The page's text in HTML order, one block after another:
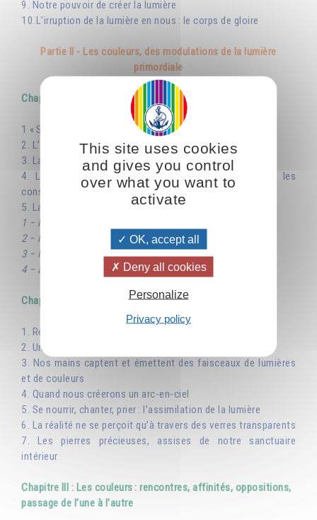
9. Notre pouvoir de créer la lumière
10.L’irruption de la lumière en nous : le corps de gloire
Partie II - Les couleurs, des modulations de la lumière
primordiale
Chapitre I : Un symbolisme cosmique
1 « Sept lumières il y a dans le Très-Haut »
2. L’arc-en-ciel, signe de l’alliance
3. La couleur, un langage de la nature
4. Les couleurs en relation avec les quatre éléments, les
constellations zodiacales, l’Arbre séphirotique
5. La décomposition de la lumière par le prisme
1 − l’unité de la création
2 − le prisme : intellect, cœur, volonté
3 − la répartition des couleurs dans l’organisme humain
4 − autres leçons du prisme
Chapitre II : La lumière et les couleurs, science de l’avenir
1. Rendre les couleurs vivantes en nous
2. Une nourriture pour notre vie psychique
3. Nos mains captent et émettent des faisceaux de lumières
et de couleurs
4. Quand nous créerons un arc-en-ciel
5. Se nourrir, chanter, prier : l’assimilation de la lumière
6. La réalité ne se perçoit qu’à travers des verres transparents
7. Les pierres précieuses, assises de notre sanctuaire
intérieur
Chapitre III : Les couleurs : rencontres, affinités, oppositions,
passage de l’une à l’autre
This site uses cookies
and gives you control
over what you want to
activate
OK, accept all
Deny all cookies
Personalize
Privacy policy